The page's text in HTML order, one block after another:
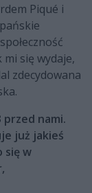
Piqué i
mi się wydaje,
zdecydowana
przed nami.
już jakieś
się w